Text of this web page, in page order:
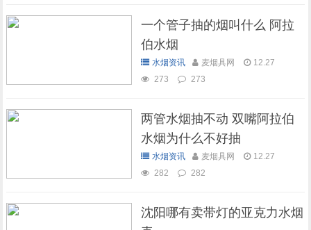
一个管子抽的烟叫什么 阿拉
伯水烟
水烟资讯 麦烟具网
12.27
273
273
两管水烟抽不动 双嘴阿拉伯
水烟为什么不好抽
水烟资讯 麦烟具网
12.27
282
282
沈阳哪有卖带灯的亚克力水烟